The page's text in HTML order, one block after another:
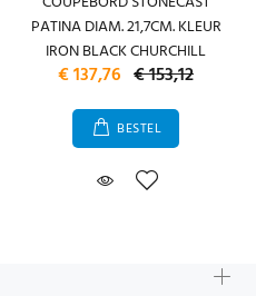
PATINA DIAM. 21,7CM. KLEUR
IRON BLACK CHURCHILL
€ 137,76 € 153,12
BESTEL